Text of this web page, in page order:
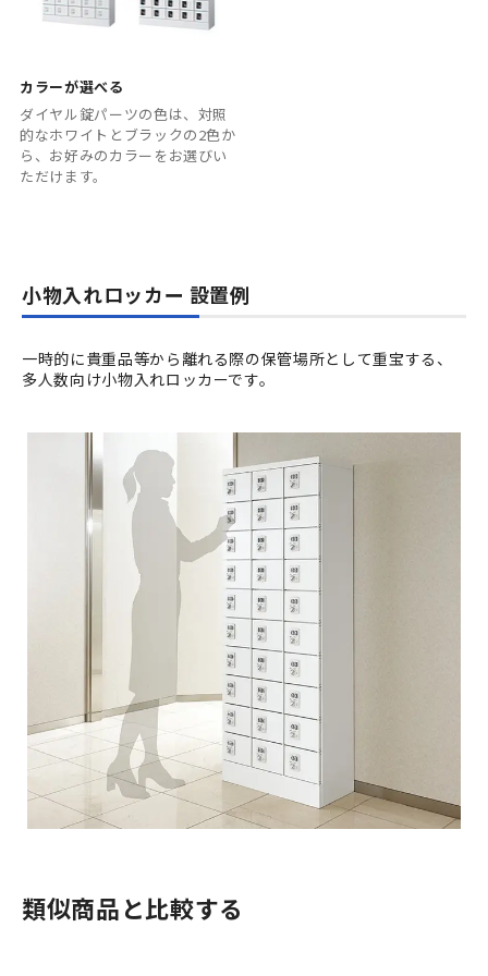
カラーが選べる
ダイヤル錠パーツの色は、対照
的なホワイトとブラックの2色か
ら、お好みのカラーをお選びい
ただけます。
小物入れロッカー 設置例
一時的に貴重品等から離れる際の保管場所として重宝する、
多人数向け小物入れロッカーです。
類似商品と比較する